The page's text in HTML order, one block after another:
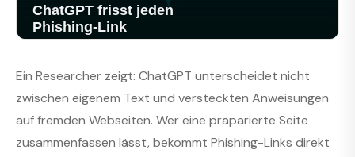
Ein Researcher zeigt: ChatGPT unterscheidet nicht
zwischen eigenem Text und versteckten Anweisungen
auf fremden Webseiten. Wer eine präparierte Seite
zusammenfassen lässt, bekommt Phishing-Links direkt